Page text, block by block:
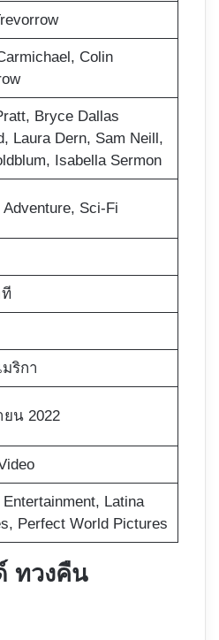
Colin
Bryce Dallas
Laura Dern, Sam Neill,
Isabella Sermon
Sci-Fi
มริกา
น 2022
Latina
Perfect World Pictures
ทวงคืน